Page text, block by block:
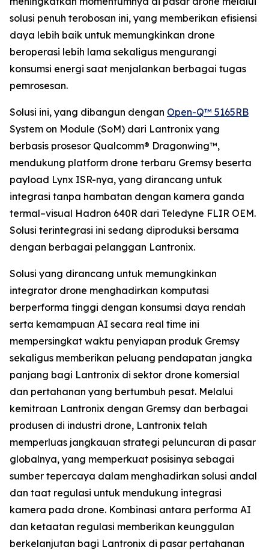
solusi penuh terobosan ini, yang memberikan efisiensi
daya lebih baik untuk memungkinkan drone
beroperasi lebih lama sekaligus mengurangi
konsumsi energi saat menjalankan berbagai tugas
pemrosesan.
Solusi ini, yang dibangun dengan Open-Q™ 5165RB
System on Module (SoM) dari Lantronix yang
berbasis prosesor Qualcomm® Dragonwing™,
mendukung platform drone terbaru Gremsy beserta
payload Lynx ISR-nya, yang dirancang untuk
integrasi tanpa hambatan dengan kamera ganda
termal–visual Hadron 640R dari Teledyne FLIR OEM.
Solusi terintegrasi ini sedang diproduksi bersama
dengan berbagai pelanggan Lantronix.
Solusi yang dirancang untuk memungkinkan
integrator drone menghadirkan komputasi
berperforma tinggi dengan konsumsi daya rendah
serta kemampuan AI secara real time ini
mempersingkat waktu penyiapan produk Gremsy
sekaligus memberikan peluang pendapatan jangka
panjang bagi Lantronix di sektor drone komersial
dan pertahanan yang bertumbuh pesat. Melalui
kemitraan Lantronix dengan Gremsy dan berbagai
produsen di industri drone, Lantronix telah
memperluas jangkauan strategi peluncuran di pasar
globalnya, yang memperkuat posisinya sebagai
sumber tepercaya dalam menghadirkan solusi andal
dan taat regulasi untuk mendukung integrasi
kamera pada drone. Kombinasi antara performa AI
dan ketaatan regulasi memberikan keunggulan
berkelanjutan bagi Lantronix di pasar pertahanan